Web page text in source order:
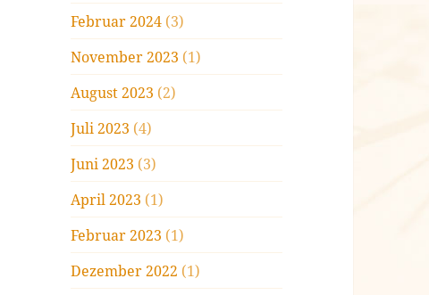
Februar 2024 (3)
November 2023 (1)
August 2023 (2)
Juli 2023 (4)
Juni 2023 (3)
April 2023 (1)
Februar 2023 (1)
Dezember 2022 (1)